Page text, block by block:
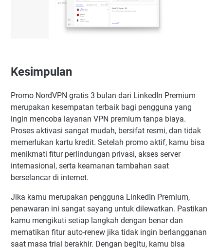
Kesimpulan
Promo NordVPN gratis 3 bulan dari LinkedIn Premium
merupakan kesempatan terbaik bagi pengguna yang
ingin mencoba layanan VPN premium tanpa biaya.
Proses aktivasi sangat mudah, bersifat resmi, dan tidak
memerlukan kartu kredit. Setelah promo aktif, kamu bisa
menikmati fitur perlindungan privasi, akses server
internasional, serta keamanan tambahan saat
berselancar di internet.
Jika kamu merupakan pengguna LinkedIn Premium,
penawaran ini sangat sayang untuk dilewatkan. Pastikan
kamu mengikuti setiap langkah dengan benar dan
mematikan fitur auto-renew jika tidak ingin berlangganan
saat masa trial berakhir. Dengan begitu, kamu bisa